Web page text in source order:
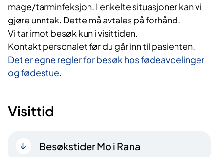
mage/tarminfeksjon. I enkelte situasjoner kan vi
gjøre unntak. Dette må avtales på forhånd.
Vi tar imot besøk kun i visittiden.
Kontakt personalet før du går inn til pasienten.
Det er egne regler for besøk hos fødeavdelinger
og fødestue.​
Visit​​tid
Besøkstider Mo i Rana